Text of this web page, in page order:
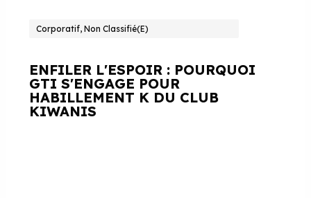
Corporatif, Non Classifié(e)
ENFILER L'ESPOIR : POURQUOI
GTI S'ENGAGE POUR
HABILLEMENT K DU CLUB
KIWANIS